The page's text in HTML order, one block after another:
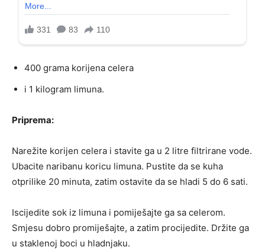
400 grama korijena celera
i 1 kilogram limuna.
Priprema:
Narežite korijen celera i stavite ga u 2 litre filtrirane vode.
Ubacite naribanu koricu limuna. Pustite da se kuha
otprilike 20 minuta, zatim ostavite da se hladi 5 do 6 sati.
Iscijedite sok iz limuna i pomiješajte ga sa celerom.
Smjesu dobro promiješajte, a zatim procijedite. Držite ga
u staklenoj boci u hladnjaku.